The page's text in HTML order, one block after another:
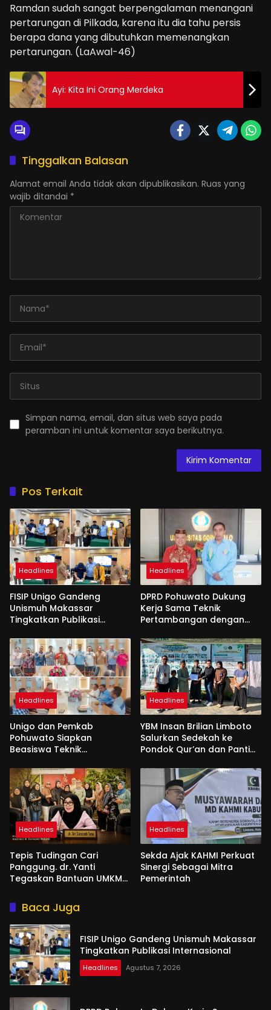
Ramdan sudah sangat berpengalaman menangani
pertarungan di Pilkada, karena itu dia tahu persis
berapa dana yang dibutuhkan memenangkan
pertarungan. (LaAwal-46)
Ayi: Kita Ini Orang Merdeka
Tinggalkan Balasan
Alamat email Anda tidak akan dipublikasikan. Ruas yang
wajib ditandai *
Simpan nama, email, dan situs web saya pada
peramban ini untuk komentar saya berikutnya.
Pos Terkait
Headlines
FISIP Unigo Gandeng
Unismuh Makassar
Tingkatkan Publikasi
Headlines
DPRD Pohuwato Dukung
Kerja Sama Teknik
Pertambangan dengan
Headlines
Unigo dan Pemkab
Pohuwato Siapkan
Beasiswa Teknik
Headlines
YBM Insan Brilian Limboto
Salurkan Sedekah ke
Pondok Qur’an dan Panti
Headlines
Tepis Tudingan Cari
Panggung. dr. Yanti
Tegaskan Bantuan UMKM
Rakyat
Headlines
Sekda Ajak KAHMI Perkuat
Sinergi Sebagai Mitra
Pemerintah
Baca Juga
FISIP Unigo Gandeng Unismuh Makassar
Tingkatkan Publikasi Internasional
Headlines Agustus 7, 2026